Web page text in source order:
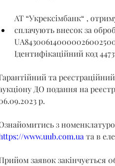
АТ “Укрексімбанк“ ,
сплачують внесок за
Ідентифікаційний код
та
ДО подання на
р.
з
www.uub.com.ua та в
заявок закінчується